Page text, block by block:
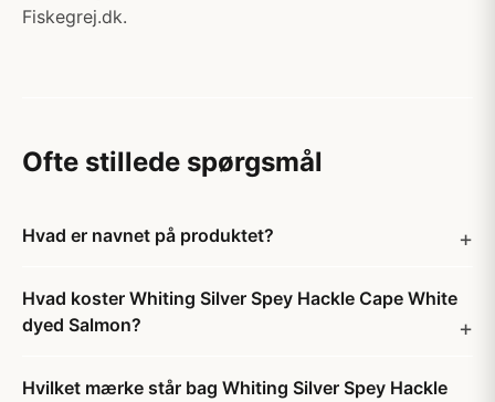
Fiskegrej.dk.
Ofte stillede spørgsmål
Hvad er navnet på produktet?
Hvad koster Whiting Silver Spey Hackle Cape White
dyed Salmon?
Hvilket mærke står bag Whiting Silver Spey Hackle